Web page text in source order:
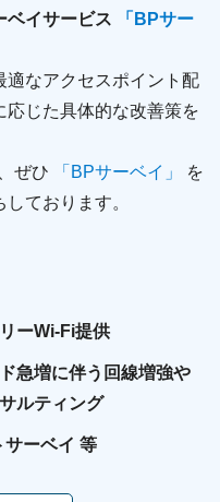
ベイサービス
「BPサー
適なアクセスポイント配
じた具体的な改善策を
ぜひ
「BPサーベイ」
を
ております。
ーWi-Fi提供
急増に伴う回線増強や
ルティング
サーベイ 等